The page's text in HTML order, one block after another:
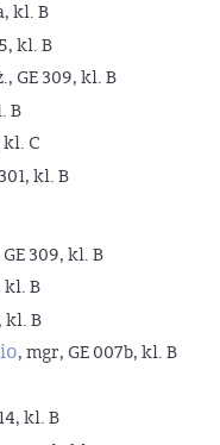
kl. B
kl. B
GE 309, kl. B
B
kl. C
kl. B
309, kl. B
kl. B
kl. B
, mgr, GE 007b, kl. B
kl. B